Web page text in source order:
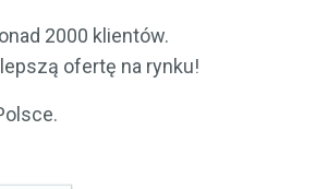
2000 klientów.
ofertę na rynku!